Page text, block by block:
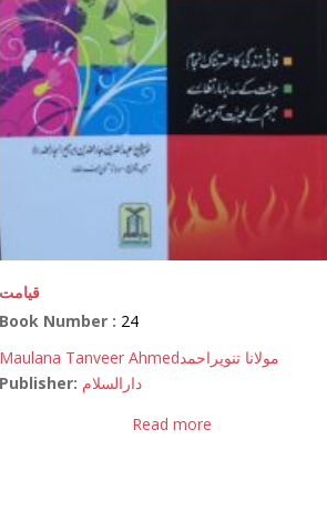
قیامت
Book Number : 24
Maulana Tanveer Ahmedمولانا تنویراحمد
Publisher: دارالسلام
Read more